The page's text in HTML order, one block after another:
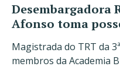
Desembargadora
Afonso toma
Magistrada do TRT da
membros da Academia